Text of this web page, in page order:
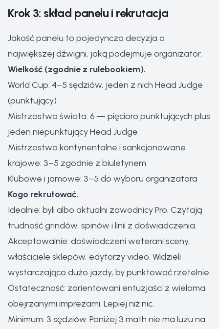
Krok 3: skład panelu i rekrutacja
Jakość panelu to pojedyncza decyzja o
największej dźwigni, jaką podejmuje organizator.
Wielkość (zgodnie z rulebookiem).
World Cup: 4–5 sędziów, jeden z nich Head Judge
(punktujący)
Mistrzostwa świata: 6 — pięcioro punktujących plus
jeden niepunktujący Head Judge
Mistrzostwa kontynentalne i sankcjonowane
krajowe: 3–5 zgodnie z biuletynem
Klubowe i jamowe: 3–5 do wyboru organizatora
Kogo rekrutować.
Idealnie: byli albo aktualni zawodnicy Pro. Czytają
trudność grindów, spinów i linii z doświadczenia.
Akceptowalnie: doświadczeni weterani sceny,
właściciele sklepów, edytorzy video. Widzieli
wystarczająco dużo jazdy, by punktować rzetelnie.
Ostateczność: zorientowani entuzjaści z wieloma
obejrzanymi imprezami. Lepiej niż nic.
Minimum: 3 sędziów. Poniżej 3 math nie ma luzu na